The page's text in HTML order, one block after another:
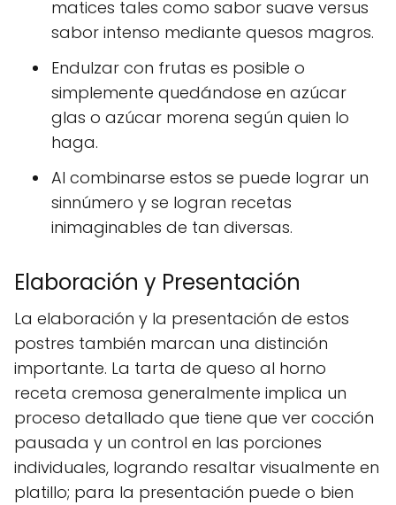
matices tales como sabor suave versus
sabor intenso mediante quesos magros.
Endulzar con frutas es posible o
simplemente quedándose en azúcar
glas o azúcar morena según quien lo
haga.
Al combinarse estos se puede lograr un
sinnúmero y se logran recetas
inimaginables de tan diversas.
Elaboración y Presentación
La elaboración y la presentación de estos
postres también marcan una distinción
importante. La tarta de queso al horno
receta cremosa generalmente implica un
proceso detallado que tiene que ver cocción
pausada y un control en las porciones
individuales, logrando resaltar visualmente en
platillo; para la presentación puede o bien